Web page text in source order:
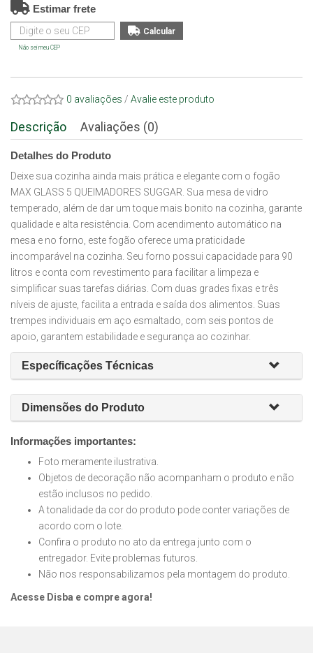
Estimar frete
Não sei meu CEP
0 avaliações / Avalie este produto
Descrição Avaliações (0)
Detalhes do Produto
Deixe sua cozinha ainda mais prática e elegante com o fogão
MAX GLASS 5 QUEIMADORES SUGGAR. Sua mesa de vidro
temperado, além de dar um toque mais bonito na cozinha, garante
qualidade e alta resistência. Com acendimento automático na
mesa e no forno, este fogão oferece uma praticidade
incomparável na cozinha. Seu forno possui capacidade para 90
litros e conta com revestimento para facilitar a limpeza e
simplificar suas tarefas diárias. Com duas grades fixas e três
níveis de ajuste, facilita a entrada e saída dos alimentos. Suas
trempes individuais em aço esmaltado, com seis pontos de
apoio, garantem estabilidade e segurança ao cozinhar.
Específicações Técnicas
Dimensões do Produto
Informações importantes:
Foto meramente ilustrativa.
Objetos de decoração não acompanham o produto e não
estão inclusos no pedido.
A tonalidade da cor do produto pode conter variações de
acordo com o lote.
Confira o produto no ato da entrega junto com o
entregador. Evite problemas futuros.
Não nos responsabilizamos pela montagem do produto.
Acesse Disba e compre agora!